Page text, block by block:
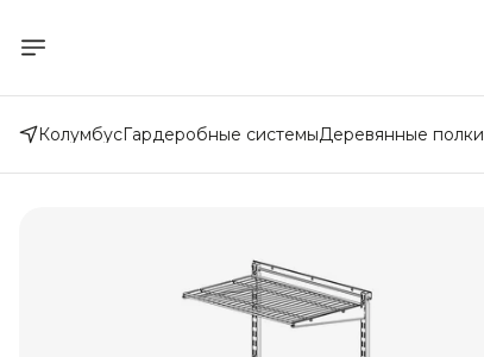
КолумбусГардеробные системыДеревянные полки